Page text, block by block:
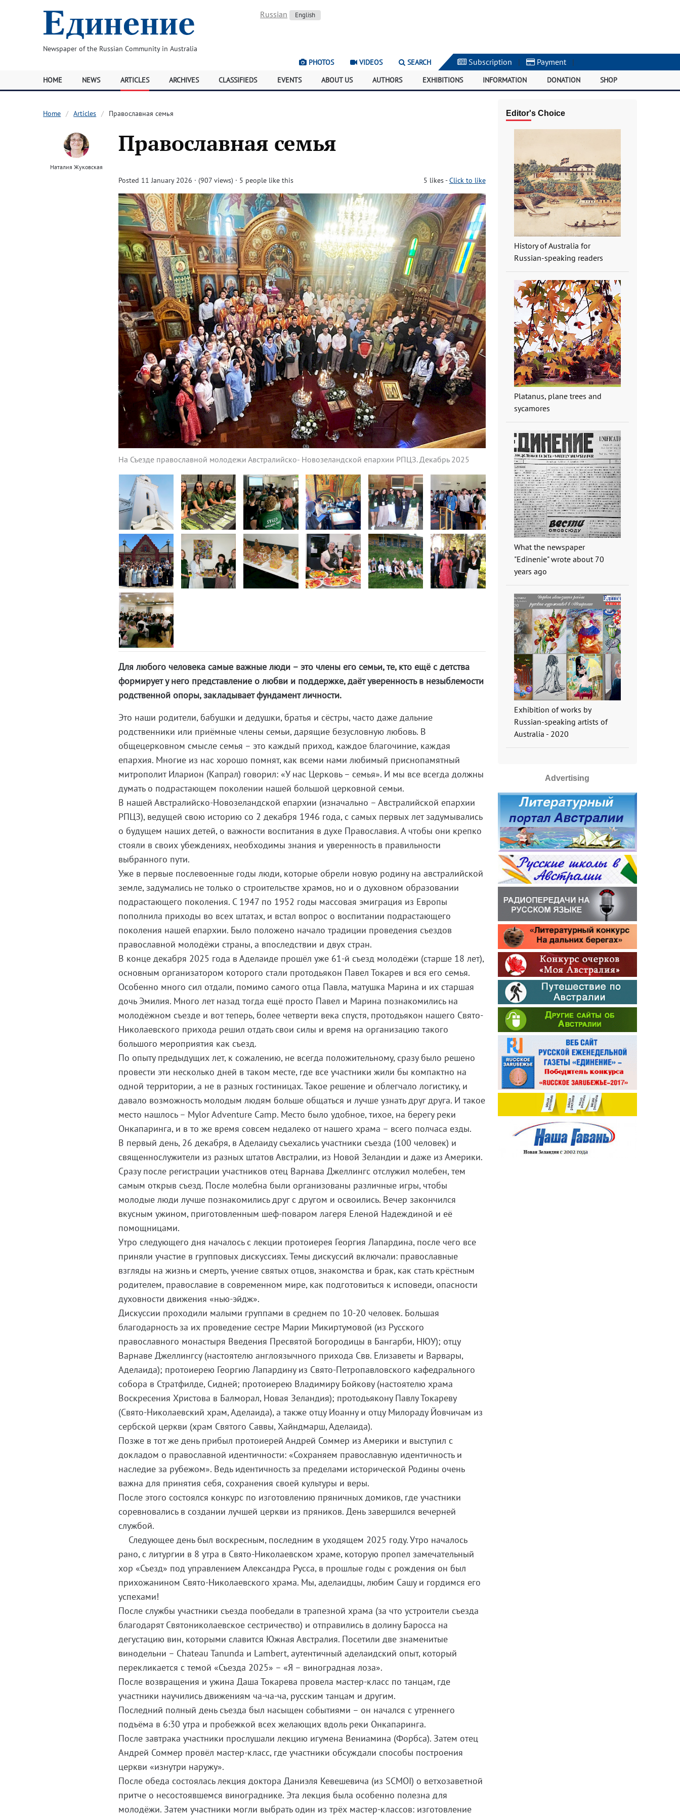
Newspaper of the Russian Community in Australia
Russian English
PHOTOS VIDEOS SEARCH Subscription | Payment |
HOME NEWS ARTICLES ARCHIVES CLASSIFIEDS EVENTS ABOUT US AUTHORS EXHIBITIONS INFORMATION DONATION SHOP
Home Articles Православная семья
Наталия Жуковская
Православная семья
Posted 11 January 2026 · (907 views) · 5 people like this 5 likes-Click to like
На Съезде православной молодежи Австралийско- Новозеландской епархии РПЦЗ. Декабрь 2025
Для любого человека самые важные люди – это члены его семьи, те, кто ещё с детства
формирует у него представление о любви и поддержке, даёт уверенность в незыблемости
родственной опоры, закладывает фундамент личности.
Это наши родители, бабушки и дедушки, братья и сёстры, часто даже дальние
родственники или приёмные члены семьи, дарящие безусловную любовь. В
общецерковном смысле семья – это каждый приход, каждое благочиние, каждая
епархия. Многие из нас хорошо помнят, как всеми нами любимый приснопамятный
митрополит Иларион (Капрал) говорил: «У нас Церковь – семья». И мы все всегда должны
думать о подрастающем поколении нашей большой церковной семьи.
В нашей Австралийско-Новозеландской епархии (изначально – Австралийской епархии
РПЦЗ), ведущей свою историю со 2 декабря 1946 года, с самых первых лет задумывались
о будущем наших детей, о важности воспитания в духе Православия. А чтобы они крепко
стояли в своих убеждениях, необходимы знания и уверенность в правильности
выбранного пути.
Уже в первые послевоенные годы люди, которые обрели новую родину на австралийской
земле, задумались не только о строительстве храмов, но и о духовном образовании
подрастающего поколения. С 1947 по 1952 годы массовая эмиграция из Европы
пополнила приходы во всех штатах, и встал вопрос о воспитании подрастающего
поколения нашей епархии. Было положено начало традиции проведения съездов
православной молодёжи страны, а впоследствии и двух стран.
В конце декабря 2025 года в Аделаиде прошёл уже 61-й съезд молодёжи (старше 18 лет),
основным организатором которого стали протодьякон Павел Токарев и вся его семья.
Особенно много сил отдали, помимо самого отца Павла, матушка Марина и их старшая
дочь Эмилия. Много лет назад тогда ещё просто Павел и Марина познакомились на
молодёжном съезде и вот теперь, более четверти века спустя, протодьякон нашего Свято-
Николаевского прихода решил отдать свои силы и время на организацию такого
большого мероприятия как съезд.
По опыту предыдущих лет, к сожалению, не всегда положительному, сразу было решено
провести эти несколько дней в таком месте, где все участники жили бы компактно на
одной территории, а не в разных гостиницах. Такое решение и облегчало логистику, и
давало возможность молодым людям больше общаться и лучше узнать друг друга. И такое
место нашлось – Mylor Adventure Camp. Место было удобное, тихое, на берегу реки
Онкапаринга, и в то же время совсем недалеко от нашего храма – всего полчаса езды.
В первый день, 26 декабря, в Аделаиду съехались участники съезда (100 человек) и
священнослужители из разных штатов Австралии, из Новой Зеландии и даже из Америки.
Сразу после регистрации участников отец Варнава Джеллингс отслужил молебен, тем
самым открыв съезд. После молебна были организованы различные игры, чтобы
молодые люди лучше познакомились друг с другом и освоились. Вечер закончился
вкусным ужином, приготовленным шеф-поваром лагеря Еленой Надеждиной и её
помощницами.
Утро следующего дня началось с лекции протоиерея Георгия Лапардина, после чего все
приняли участие в групповых дискуссиях. Темы дискуссий включали: православные
взгляды на жизнь и смерть, учение святых отцов, знакомства и брак, как стать крёстным
родителем, православие в современном мире, как подготовиться к исповеди, опасности
духовности движения «нью-эйдж».
Дискуссии проходили малыми группами в среднем по 10-20 человек. Большая
благодарность за их проведение сестре Марии Микиртумовой (из Русского
православного монастыря Введения Пресвятой Богородицы в Бангарби, НЮУ); отцу
Варнаве Джеллингсу (настоятелю англоязычного прихода Свв. Елизаветы и Варвары,
Аделаида); протоиерею Георгию Лапардину из Свято-Петропавловского кафедрального
собора в Стратфилде, Сидней; протоиерею Владимиру Бойкову (настоятелю храма
Воскресения Христова в Балморал, Новая Зеландия); протодьякону Павлу Токареву
(Свято-Николаевский храм, Аделаида), а также отцу Иоанну и отцу Милораду Йовчичам из
сербской церкви (храм Святого Саввы, Хайндмарш, Аделаида).
Позже в тот же день прибыл протоиерей Андрей Соммер из Америки и выступил с
докладом о православной идентичности: «Сохраняем православную идентичность и
наследие за рубежом». Ведь идентичность за пределами исторической Родины очень
важна для принятия себя, сохранения своей культуры и веры.
После этого состоялся конкурс по изготовлению пряничных домиков, где участники
соревновались в создании лучшей церкви из пряников. День завершился вечерней
службой.
Следующее день был воскресным, последним в уходящем 2025 году. Утро началось
рано, с литургии в 8 утра в Свято-Николаевском храме, которую пропел замечательный
хор «Съезд» под управлением Александра Русса, в прошлые годы с рождения он был
прихожанином Свято-Николаевского храма. Мы, аделаидцы, любим Сашу и гордимся его
успехами!
После службы участники съезда пообедали в трапезной храма (за что устроители съезда
благодарят Святониколаевское сестричество) и отправились в долину Баросса на
дегустацию вин, которыми славится Южная Австралия. Посетили две знаменитые
винодельни – Chateau Tanunda и Lambert, аутентичный аделаидский опыт, который
перекликается с темой «Съезда 2025» – «Я – виноградная лоза».
После возвращения и ужина Даша Токарева провела мастер-класс по танцам, где
участники научились движениям ча-ча-ча, русским танцам и другим.
Последний полный день съезда был насыщен событиями – он начался с утреннего
подъёма в 6:30 утра и пробежкой всех желающих вдоль реки Онкапаринга.
После завтрака участники прослушали лекцию игумена Вениамина (Форбса). Затем отец
Андрей Соммер провёл мастер-класс, где участники обсуждали способы построения
церкви «изнутри наружу».
После обеда состоялась лекция доктора Даниэля Кевешевича (из SCMOI) о ветхозаветной
притче о несостоявшемся винограднике. Эта лекция была особенно полезна для
молодёжи. Затем участники могли выбрать один из трёх мастер-классов: изготовление
Editor's Choice
History of Australia for
Russian-speaking readers
Platanus, plane trees and
sycamores
What the newspaper
"Edinenie" wrote about 70
years ago
Exhibition of works by
Russian-speaking artists of
Australia - 2020
Advertising